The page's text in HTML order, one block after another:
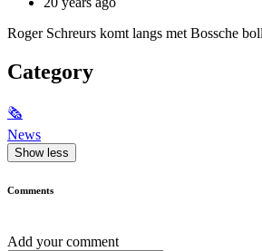
Roger Schreurs komt langs met Bossche
Category
🗞
News
Show less
Comments
Add your comment